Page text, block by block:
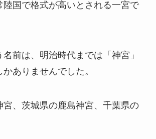
陸国で格式が高いとされる一宮で
名前は、明治時代までは「神宮」
ありませんでした。
宮、茨城県の鹿島神宮、千葉県の